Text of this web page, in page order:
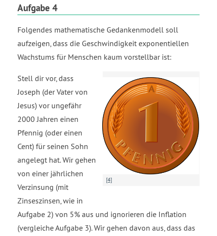
Aufgabe 4
Folgendes mathematische Gedankenmodell soll
aufzeigen, dass die Geschwindigkeit exponentiellen
Wachstums für Menschen kaum vorstellbar ist:
[4]
Stell dir vor, dass
Joseph (der Vater von
Jesus) vor ungefähr
2000 Jahren einen
Pfennig (oder einen
Cent) für seinen Sohn
angelegt hat. Wir gehen
von einer jährlichen
Verzinsung (mit
Zinseszinsen, wie in
Aufgabe 2) von 5% aus und ignorieren die Inflation
(vergleiche Aufgabe 3). Wir gehen davon aus, dass das